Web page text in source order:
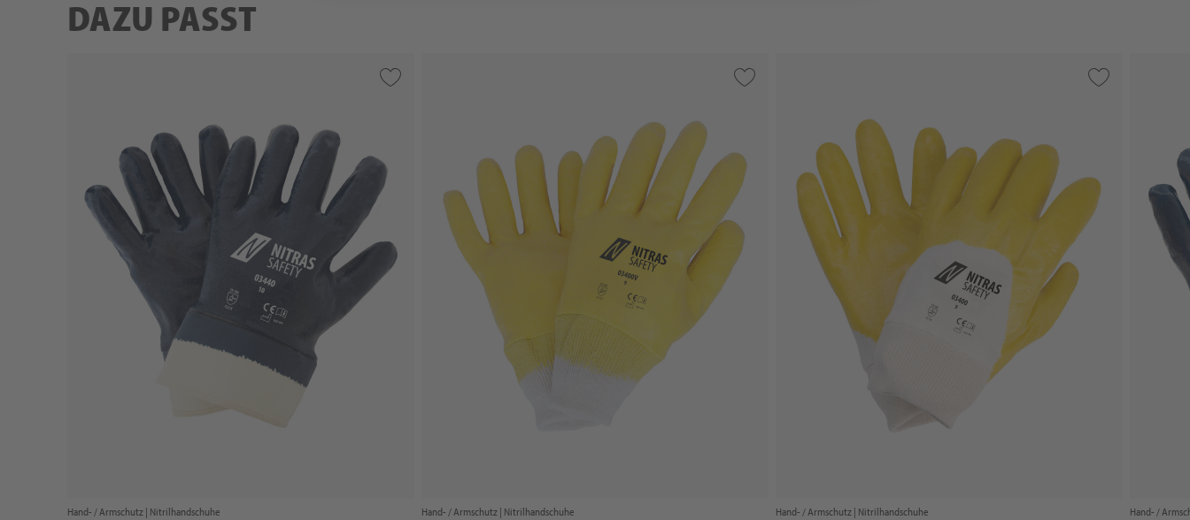
DAZU PASST
Hand- / Armschutz | Nitrilhandschuhe Hand- / Armschutz | Nitrilhandschuhe Hand- / Armschutz | Nitrilhandschuhe Hand- /